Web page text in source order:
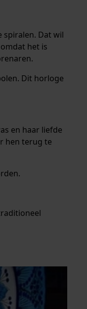
spiralen. Dat wil
het is
Dit horloge
en haar liefde
hen terug te